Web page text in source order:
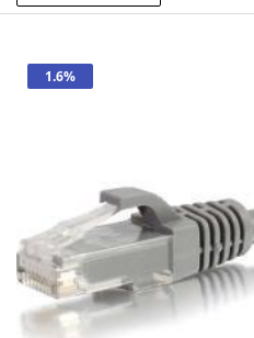
1.6%